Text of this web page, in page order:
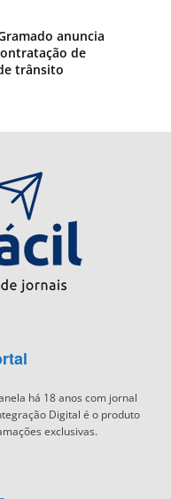
anuncia
de
trânsito
há 18 anos com jornal
Digital é o produto
exclusivas.